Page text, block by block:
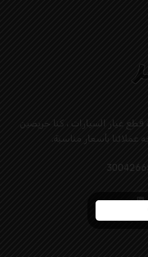
قطع غيار السيارات ، كنا حريصين
عملائنا بأسعار مناسبة.